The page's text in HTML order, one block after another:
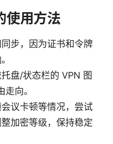
使用方法
步，因为证书和令牌
盘/状态栏的 VPN 图
向。
议卡顿等情况，尝试
加密等级，保持稳定